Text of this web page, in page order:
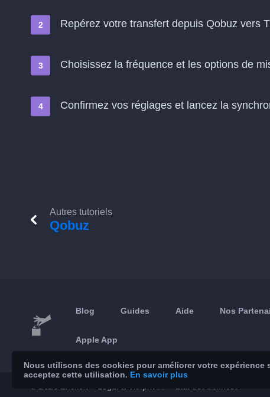
Repérez votre transfert depuis Qobuz vers
Choisissez la fréquence et les options de
Confirmez vos réglages et lancez la
Autres tutoriels
Qobuz
Blog Guides Aide Nos
Apple App
Nous utilisons des cookies pour améliorer votre
acceptez cette utilisation. En savoir plus